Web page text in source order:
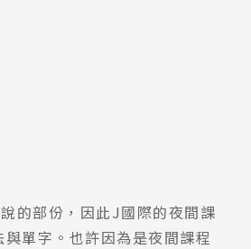
的部份，因此J國際的夜間課
單字。也許因為是夜間課程